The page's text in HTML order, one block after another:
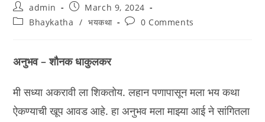
Post
author:
admin
Post
published:
March 9, 2024
PostBhaykatha / भयकथा
Post0 Comments
अनुभव – शौनक धाकुलकर
मी सध्या अकरावी ला शिकतोय. लहान पणापासून मला भय कथा
ऐकण्याची खूप आवड आहे. हा अनुभव मला माझ्या आई ने सांगितला